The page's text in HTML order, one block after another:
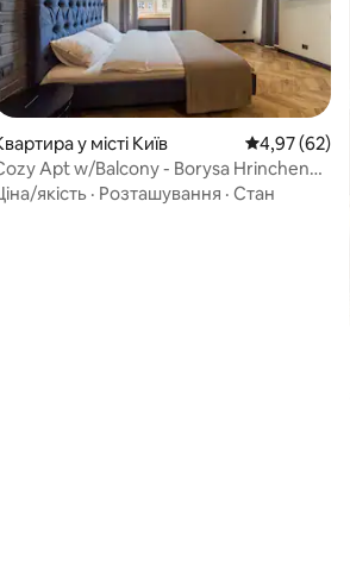
5,0 з 5, відгуки: 73
у місті Київ Середня
4,97 (62)
Apt w/Balcony - Borysa Hrinchenka
(id 291)
якість · Розташування · Стан